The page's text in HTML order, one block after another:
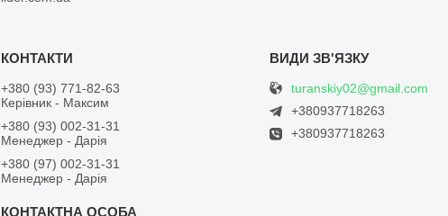
+380 (93) 771-82-63
Керівник - Максим
+380 (93) 002-31-31
Менеджер - Дарія
+380 (97) 002-31-31
Менеджер - Дарія
turanskiy02@gmail.com
+380937718263
+380937718263